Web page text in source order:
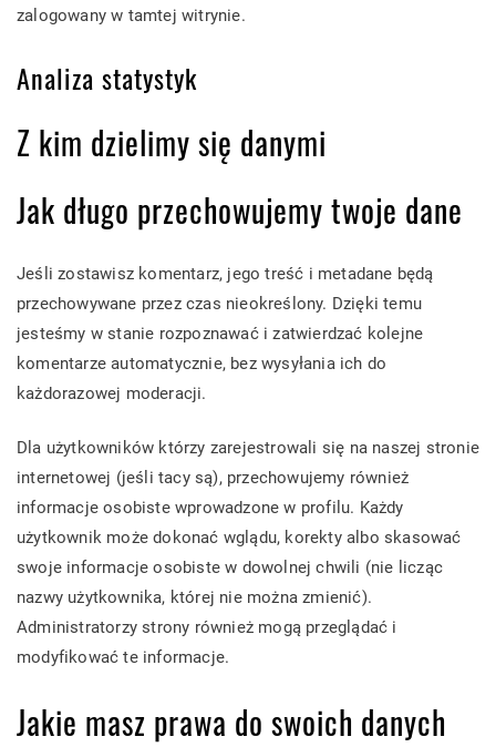
zalogowany w tamtej witrynie.
Analiza statystyk
Z kim dzielimy się danymi
Jak długo przechowujemy twoje dane
Jeśli zostawisz komentarz, jego treść i metadane będą
przechowywane przez czas nieokreślony. Dzięki temu
jesteśmy w stanie rozpoznawać i zatwierdzać kolejne
komentarze automatycznie, bez wysyłania ich do
każdorazowej moderacji.
Dla użytkowników którzy zarejestrowali się na naszej stronie
internetowej (jeśli tacy są), przechowujemy również
informacje osobiste wprowadzone w profilu. Każdy
użytkownik może dokonać wglądu, korekty albo skasować
swoje informacje osobiste w dowolnej chwili (nie licząc
nazwy użytkownika, której nie można zmienić).
Administratorzy strony również mogą przeglądać i
modyfikować te informacje.
Jakie masz prawa do swoich danych